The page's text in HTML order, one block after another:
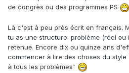
de congrès ou des programmes PS
Là c'est à peu près écrit en français.
tu as une structure: problème (réel ou
retenue. Encore dix ou quinze ans
commencer à lire des choses du
à tous les problèmes"